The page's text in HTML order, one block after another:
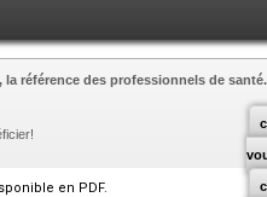
référence des professionnels de santé.
en PDF.